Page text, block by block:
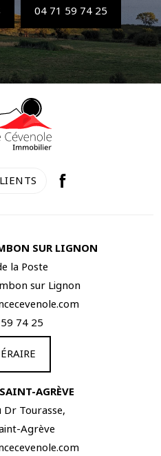
04 71 59 74 25
SUR LIGNON
la Poste
sur Lignon
74 25
AGRÈVE
Dr Tourasse,
Agrève